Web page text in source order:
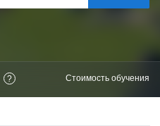
? Стоимость обучения